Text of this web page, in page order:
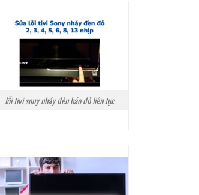
lỗi tivi sony nháy đèn báo đỏ liên tục